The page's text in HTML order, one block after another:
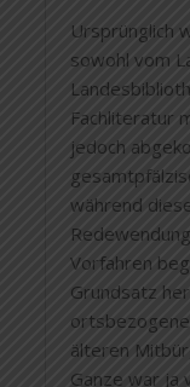
Ursprünglich
sowohl vom
Fachliteratur
jedoch
während
Vorfahren
Grundsatz
älteren
Ganze war ja